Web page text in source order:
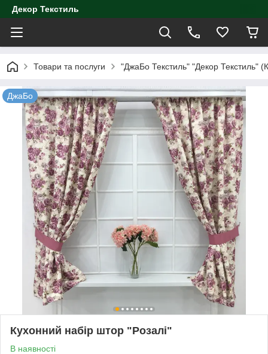
Декор Текстиль
Товари та послуги "ДжаБо Текстиль" "Декор Текстиль"
ДжаБо
Кухонний набір штор "Розалі"
В наявності